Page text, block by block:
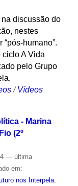
discussão do
nestes
humano”.
ciclo A Vida
pelo Grupo
/Vídeos
- Marina
(2º
— última
em:
nos Interpela,